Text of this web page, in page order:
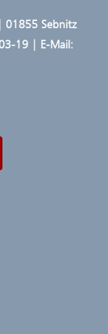
01855 Sebnitz
19 | E-Mail: